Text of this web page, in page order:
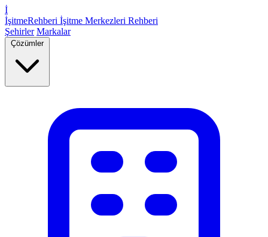
İ
İşitmeRehberi İşitme Merkezleri Rehberi
Şehirler Markalar
Çözümler